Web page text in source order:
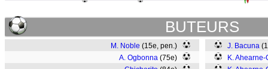
BUTEURS
M. Noble (15e, pen.)
A. Ogbonna (75e)
J. Bacuna
K. Ahearne-